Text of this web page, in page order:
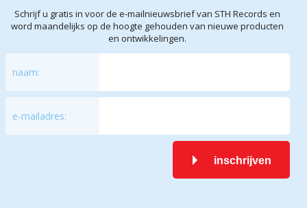
Schrijf u gratis in voor de e-mailnieuwsbrief van STH Records en
word maandelijks op de hoogte gehouden van nieuwe producten
en ontwikkelingen.
naam:
e-mailadres:
inschrijven